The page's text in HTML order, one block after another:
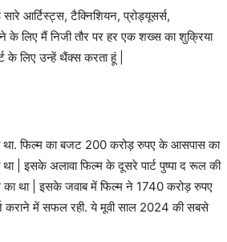
आर्टिस्ट्स, टैक्निशियन, प्रोड्यूसर्स,
के लिए मैं निजी तौर पर हर एक शख्स का शुक्रिया
के लिए उन्हें थैंक्स करता हूं |
था. फिल्म का बजट 200 करोड़ रुपए के आसपास का
| इसके अलावा फिल्म के दूसरे पार्ट पुष्पा द रूल की
का था | इसके जवाब में फिल्म ने 1740 करोड़ रुपए
कराने में सफल रही. ये मूवी साल 2024 की सबसे